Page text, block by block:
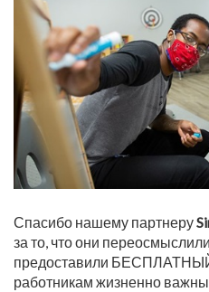
Спасибо нашему партнеру
за то, что они
предоставили БЕСПЛАТНЫЙ
работникам жизненно